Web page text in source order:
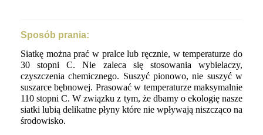
Sposób prania:
Siatkę można prać w pralce lub ręcznie, w temperaturze do
30 stopni C. Nie zaleca się stosowania wybielaczy,
czyszczenia chemicznego. Suszyć pionowo, nie suszyć w
suszarce bębnowej. Prasować w temperaturze maksymalnie
110 stopni C. W związku z tym, że dbamy o ekologię nasze
siatki lubią delikatne płyny które nie wpływają niszcząco na
środowisko.